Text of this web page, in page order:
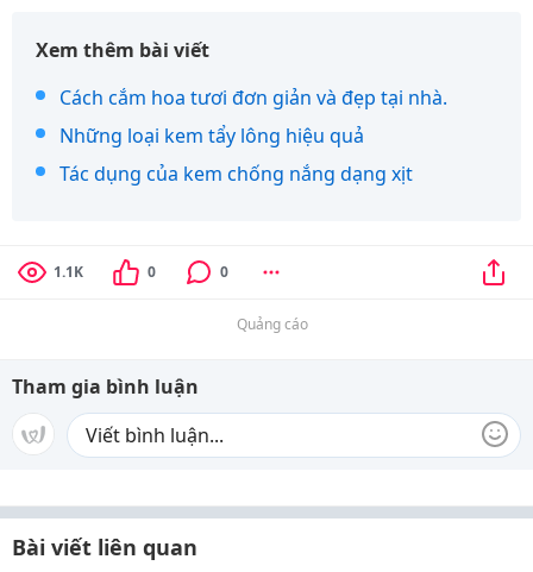
Xem thêm bài viết
Cách cắm hoa tươi đơn giản và đẹp tại nhà.
Những loại kem tẩy lông hiệu quả
Tác dụng của kem chống nắng dạng xịt
1.1K 0 0
Quảng cáo
Tham gia bình luận
Bài viết liên quan